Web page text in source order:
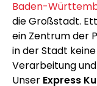
Baden-
die Großstadt.
ein Zentrum der
in der Stadt
Verarbeitung
Unser Express